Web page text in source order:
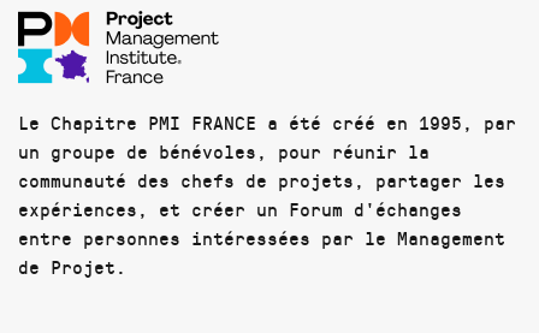
Le Chapitre PMI FRANCE a été créé en 1995, par
un groupe de bénévoles, pour réunir la
communauté des chefs de projets, partager les
expériences, et créer un Forum d'échanges
entre personnes intéressées par le Management
de Projet.